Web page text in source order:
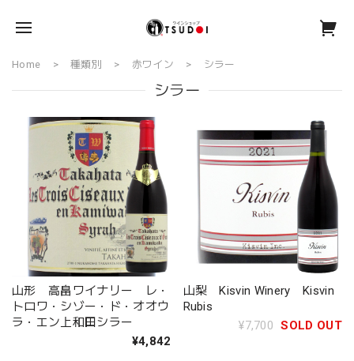
Home 種類別 赤ワイン シラー
シラー
山形 高畠ワイナリー レ・
トロワ・シゾー・ド・オオウ
ラ・エン上和田シラー
¥4,842
山梨 Kisvin Winery Kisvin
Rubis
¥7,700 SOLD OUT